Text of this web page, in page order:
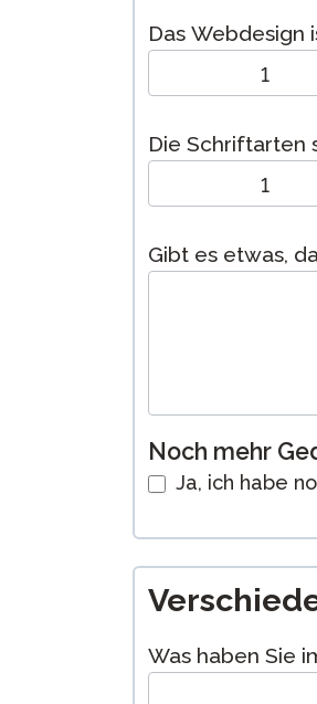
Das Webdesign
1
Die Schriftarten
1
Gibt es etwas,
Noch mehr
Ja, ich habe
Was haben Sie